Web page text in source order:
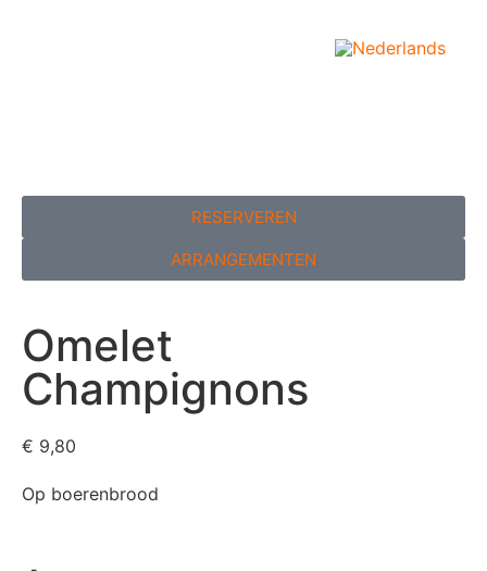
RESERVEREN
ARRANGEMENTEN
Omelet
Champignons
€ 9,80
Op boerenbrood